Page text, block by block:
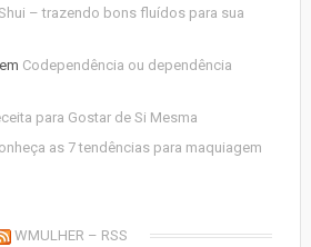
– trazendo bons fluídos para sua
em Codependência ou dependência
para Gostar de Si Mesma
as 7 tendências para maquiagem
WMULHER – RSS